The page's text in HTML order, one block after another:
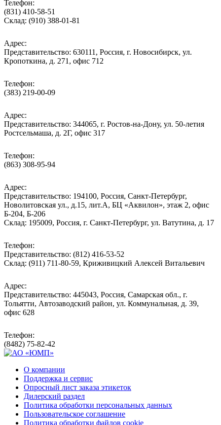
Телефон:
(831) 410-58-51
Склад: (910) 388-01-81
Адрес:
Представительство: 630111, Россия, г. Новосибирск, ул.
Кропоткина, д. 271, офис 712
Телефон:
(383) 219-00-09
Адрес:
Представительство: 344065, г. Ростов-на-Дону, ул. 50-летия
Ростсельмаша, д. 2Г, офис 317
Телефон:
(863) 308-95-94
Адрес:
Представительство: 194100, Россия, Санкт-Петербург,
Новолитовская ул., д.15, лит.А, БЦ «Аквилон», этаж 2, офис
Б-204, Б-206
Склад: 195009, Россия, г. Санкт-Петербург, ул. Ватутина, д. 17
Телефон:
Представительство: (812) 416-53-52
Склад: (911) 711-80-59, Криживицкий Алексей Витальевич
Адрес:
Представительство: 445043, Россия, Самарская обл., г.
Тольятти, Автозаводский район, ул. Коммунальная, д. 39,
офис 628
Телефон:
(8482) 75-82-42
О компании
Поддержка и сервис
Опросный лист заказа этикеток
Дилерский раздел
Политика обработки персональных данных
Пользовательское соглашение
Политика обработки файлов cookie